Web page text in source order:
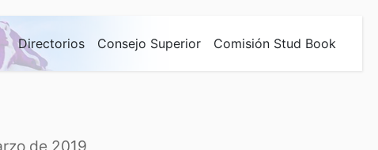
Directorios Consejo Superior Comisión Stud Book
de 2019